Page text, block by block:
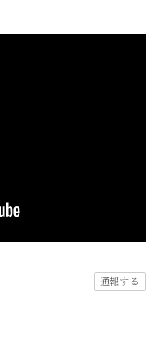
通報する